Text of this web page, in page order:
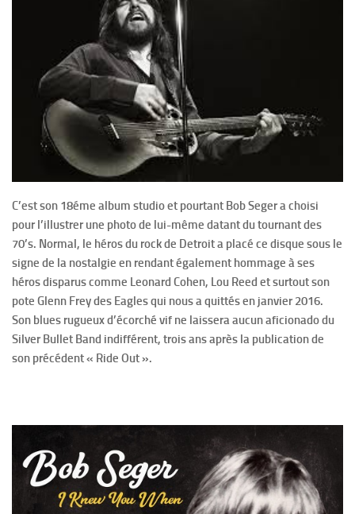
C’est son 18éme album studio et pourtant Bob Seger a choisi
pour l’illustrer une photo de lui-même datant du tournant des
70’s. Normal, le héros du rock de Detroit a placé ce disque sous le
signe de la nostalgie en rendant également hommage à ses
héros disparus comme Leonard Cohen, Lou Reed et surtout son
pote Glenn Frey des Eagles qui nous a quittés en janvier 2016.
Son blues rugueux d’écorché vif ne laissera aucun aficionado du
Silver Bullet Band indifférent, trois ans après la publication de
son précédent « Ride Out ».